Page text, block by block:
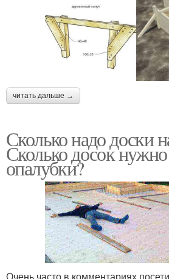
читать дальше →
Сколько надо доски
Сколько досок
опалубки?
Очень часто в комментариях